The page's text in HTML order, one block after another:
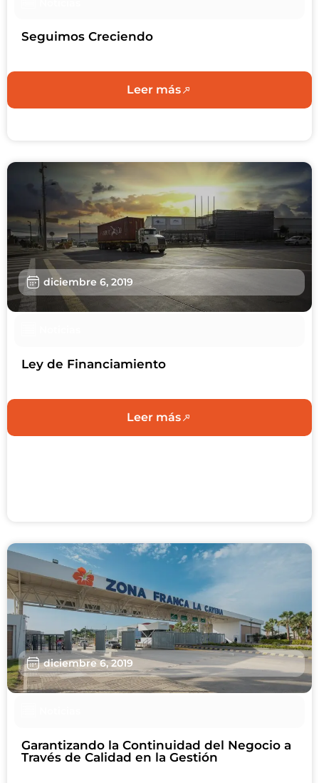
Seguimos Creciendo
Leer más
diciembre 6, 2019
Ley de Financiamiento
Leer más
diciembre 6, 2019
Garantizando la Continuidad del Negocio a
Través de Calidad en la Gestión